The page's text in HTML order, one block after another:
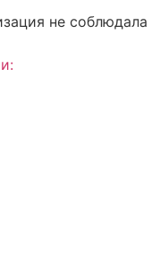
не соблюдала